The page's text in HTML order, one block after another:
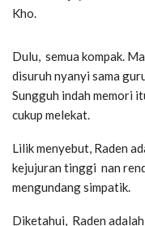
Kho.
Dulu, semua kompak.
disuruh nyanyi sama
Sungguh indah memori
cukup melekat.
Lilik menyebut, Raden
kejujuran tinggi nan
mengundang simpatik.
Diketahui, Raden